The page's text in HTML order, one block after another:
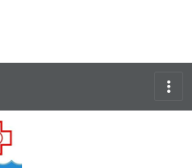
more_vert